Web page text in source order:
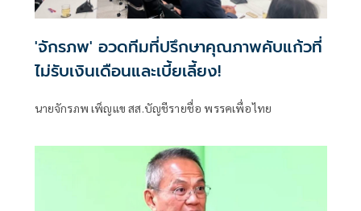
'จักรภพ' อวดทีมที่ปรึกษาคุณภาพคับแก้วที่
ไม่รับเงินเดือนและเบี้ยเลี้ยง!
นายจักรภพ เพ็ญแข สส.บัญชีรายชื่อ พรรคเพื่อไทย